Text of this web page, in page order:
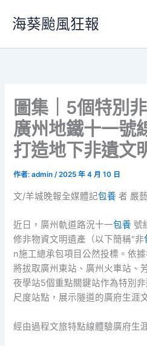
要
海葵颱風狂報
圖集｜5個特別
廣州地鐵十一號
打造地下非遺文
作者:admin/2025 年 4 月 10 日
文/羊城晚報全媒體記包養 者 嚴
近日，廣州軌道路況十一包養 號
修非物資文明遺產（以下簡稱“非
n施工總承包項目公然投標。依
將拔取廣州東站、廣州火車站、
夜學站5個重點關鍵站作為特別
尺度站點，展示隧道的廣府生涯
經由過程文旅特點線體驗廣府生